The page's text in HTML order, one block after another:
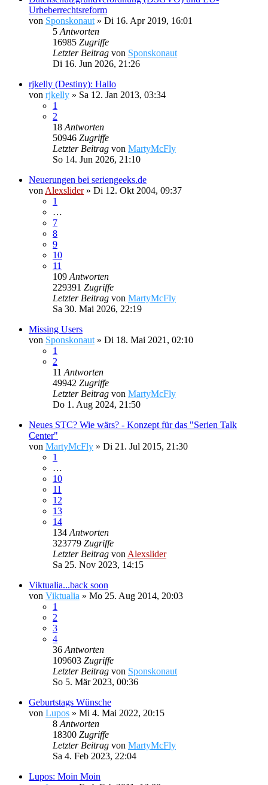
Urheberrechtsreform
von Sponskonaut » Di 16. Apr 2019, 16:01
5 Antworten
16985 Zugriffe
Letzter Beitrag von Sponskonaut
Di 16. Jun 2026, 21:26
rjkelly (Destiny): Hallo
von rjkelly » Sa 12. Jan 2013, 03:34
1
2
18 Antworten
50946 Zugriffe
Letzter Beitrag von MartyMcFly
So 14. Jun 2026, 21:10
Neuerungen bei seriengeeks.de
von Alexslider» Di 12. Okt 2004, 09:37
1
…
7
8
9
10
11
109 Antworten
229391 Zugriffe
Letzter Beitrag von MartyMcFly
Sa 30. Mai 2026, 22:19
Missing Users
von Sponskonaut » Di 18. Mai 2021, 02:10
1
2
11 Antworten
49942 Zugriffe
Letzter Beitrag von MartyMcFly
Do 1. Aug 2024, 21:50
Neues STC? Wie wärs? - Konzept für das "Serien Talk
Center"
von MartyMcFly » Di 21. Jul 2015, 21:30
1
…
10
11
12
13
14
134 Antworten
323779 Zugriffe
Letzter Beitrag von Alexslider
Sa 25. Nov 2023, 14:15
Viktualia...back soon
von Viktualia » Mo 25. Aug 2014, 20:03
1
2
3
4
36 Antworten
109603 Zugriffe
Letzter Beitrag von Sponskonaut
So 5. Mär 2023, 00:36
Geburtstags Wünsche
von Lupos » Mi 4. Mai 2022, 20:15
8 Antworten
18300 Zugriffe
Letzter Beitrag von MartyMcFly
Sa 4. Feb 2023, 22:04
Lupos: Moin Moin